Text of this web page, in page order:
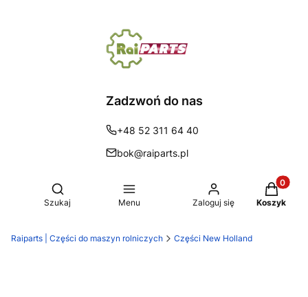
Zadzwoń do nas
+48 52 311 64 40
bok@raiparts.pl
Otwórz wyszukiwarkę
Szukaj Menu Zaloguj się Koszyk
Raiparts | Części do maszyn rolniczych Części New Holland